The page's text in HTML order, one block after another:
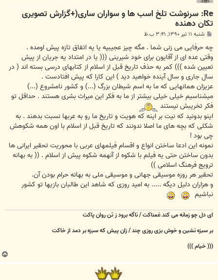
Re: سرنوشت تلخ اسب ها و سواران ساری(+گزارش تصویری
تکان دهنده
پ
ت
شنبه ۱۱ تیر ۱۳۹۰, ۳:۴۱ ب.ظ
چه حرفایی می زنی شما . مگه چیز عجیبیه یا یه اتفاق تازه پیش اومده .
وقتی عده ای از آقایون برای خود شیرینی ((( یا در امتداد یه جریان از پیش
تعیین شده ))) کمر به حذف تاریخ قبل از اسلام از کتابهای درسی بسته اند ( در
سال جاری و سال آینده خواهید دید ) این کارا که پیش افتادست .
عزیزان همانهایی که ما به اسم شیطان بزرگ (...) و کشور نامشروع (...)
میشناسیم خیلی خیلی بیشتر از ما به فکر این میراث بشری هستند . حداقل تو
فکر تخریبش نیستند
اینو بدونید که نیت بر اینه که هویت و تاریخ ما رو به عربها نسبت بدهند . به
شکلی که بچه های ما اصلا ندونند که تاریخ قبل از اسلام با اون همه شکوهش
چی بود !
نمونه این ادعا ساختن انواع و اقسام فیلمهای عربی با محوریت تحقیر ایرانی ها
بدون ساختن حتی یه فیلم با شکوه از آنهمه شکوه پیش از اسلام . (( به بهانه
ترویج فرهنگ اسلامی ))
تحقیر هر روزه موسیقی جهانی و موسیقی ملی به بهانه حرام بودن آن.
و هزاران دلیل دیگه ..... به امید روزی که شاهد این طالبان بازیها تو کشور
نباشیم
ای دل چو زمانه می کند غمناکت / ناگه برود ز تن روان پاکت
بر سبزه نشین و خوش بزی روزی چند / زان پیش که سبزه بر دمد از خاکت
((( خیام )))
ب
ا